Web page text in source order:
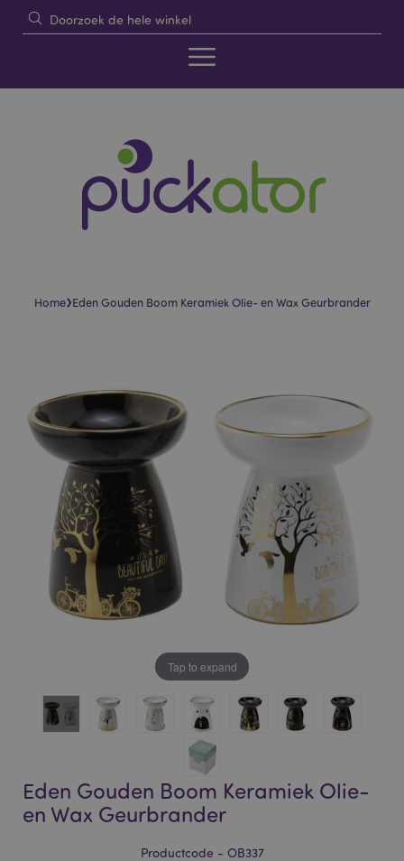
Home›Eden Gouden Boom Keramiek Olie- en Wax Geurbrander
of
the
images
gallery
beginning
of
the
images
gallery
Tap to expand
Eden Gouden Boom Keramiek Olie-
en Wax Geurbrander
Productcode - OB337